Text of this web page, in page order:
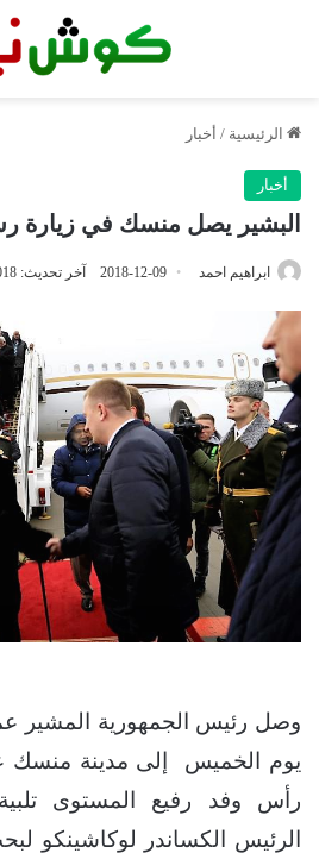
الرئيسية / أخبار
أخبار
البشير يصل منسك في زيارة
ابراهيم احمد 2018-12-09 آخر تحديث: 2018-12-09
وصل رئيس الجمهورية المشير
يوم الخميس إلى مدينة منسك
رأس وفد رفيع المستوى
الرئيس الكساندر لوكاشينكو